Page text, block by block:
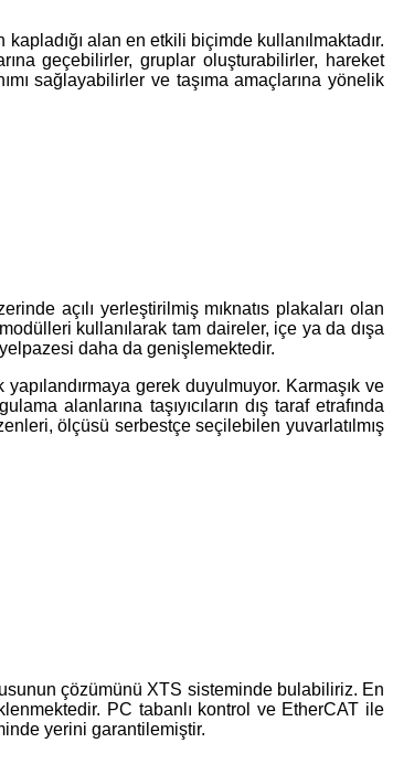
alan en etkili biçimde kullanılmaktadır.
geçebilirler, gruplar oluşturabilirler, hareket
sağlayabilirler ve taşıma amaçlarına yönelik
açılı yerleştirilmiş mıknatıs plakaları olan
kullanılarak tam daireler, içe ya da dışa
daha da genişlemektedir.
gerek duyulmuyor. Karmaşık ve
alanlarına taşıyıcıların dış taraf etrafında
ölçüsü serbestçe seçilebilen yuvarlatılmış
çözümünü XTS sisteminde bulabiliriz. En
PC tabanlı kontrol ve EtherCAT ile
yerini garantilemiştir.